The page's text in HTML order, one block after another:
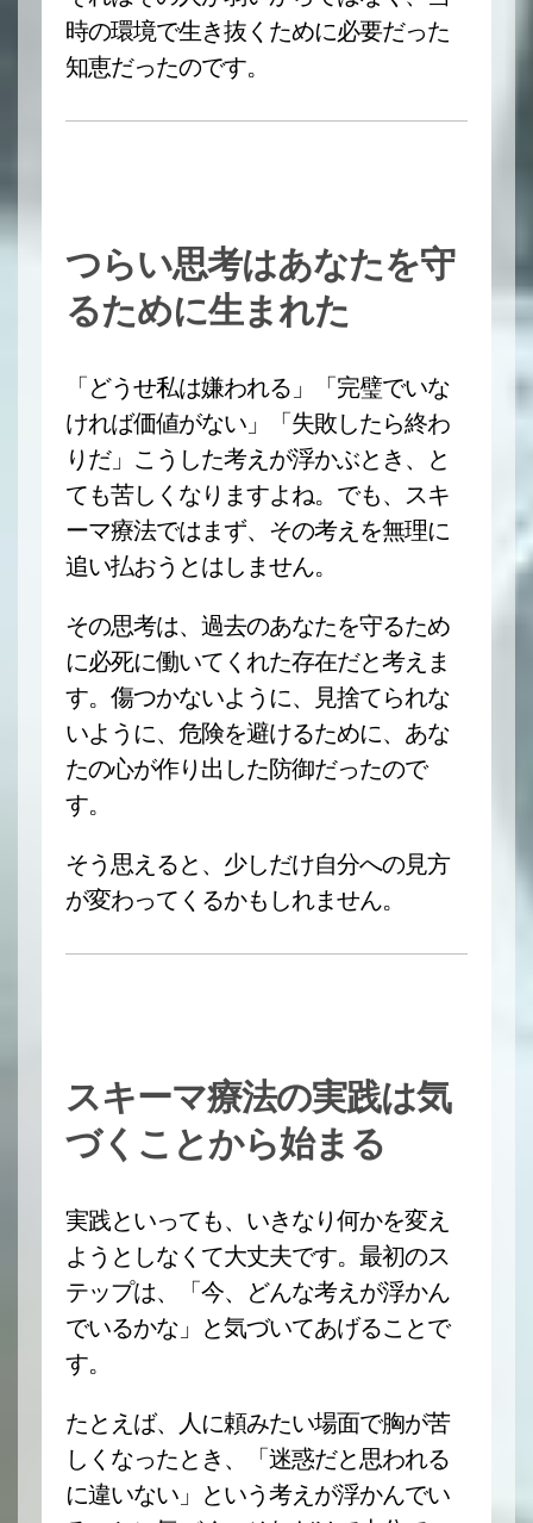
時の環境で生き抜くために必要だった
知恵だったのです。
つらい思考はあなたを守
るために生まれた
「どうせ私は嫌われる」「完璧でいな
ければ価値がない」「失敗したら終わ
りだ」こうした考えが浮かぶとき、と
ても苦しくなりますよね。でも、スキ
ーマ療法ではまず、その考えを無理に
追い払おうとはしません。
その思考は、過去のあなたを守るため
に必死に働いてくれた存在だと考えま
す。傷つかないように、見捨てられな
いように、危険を避けるために、あな
たの心が作り出した防御だったので
す。
そう思えると、少しだけ自分への見方
が変わってくるかもしれません。
スキーマ療法の実践は気
づくことから始まる
実践といっても、いきなり何かを変え
ようとしなくて大丈夫です。最初のス
テップは、「今、どんな考えが浮かん
でいるかな」と気づいてあげることで
す。
たとえば、人に頼みたい場面で胸が苦
しくなったとき、「迷惑だと思われる
に違いない」という考えが浮かんでい